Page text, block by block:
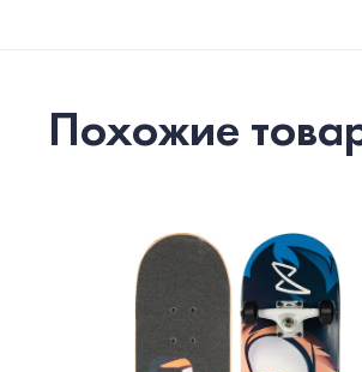
Похожие